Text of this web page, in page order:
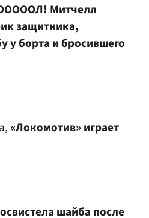
Митчелл
защитника,
у борта и бросившего
«Локомотив» играет
шайба после